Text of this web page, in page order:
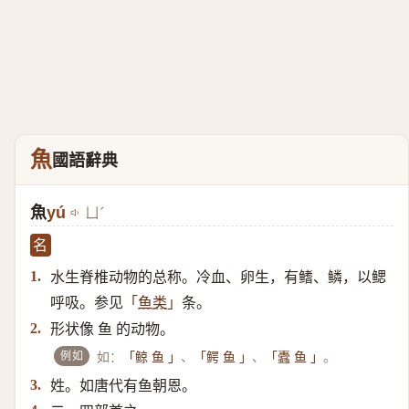
魚國語辭典
魚yú ㄩˊ
名
1. 水生脊椎动物的总称。冷血、卵生，有鳍、鳞，以鳃
呼吸。参见 「 鱼类 」 条。
2. 形状像 鱼 的动物。
例如 如： 「鲸 鱼 」 、 「鳄 鱼 」 、 「蠹 鱼 」。
3. 姓。如唐代有鱼朝恩。